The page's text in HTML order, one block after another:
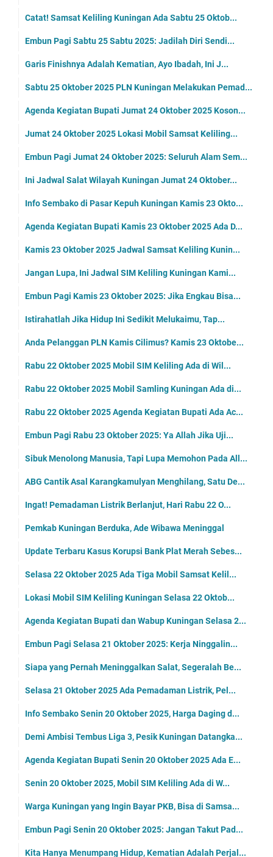
Catat! Samsat Keliling Kuningan Ada Sabtu 25 Oktob...
Embun Pagi Sabtu 25 Sabtu 2025: Jadilah Diri Sendi...
Garis Finishnya Adalah Kematian, Ayo Ibadah, Ini J...
Sabtu 25 Oktober 2025 PLN Kuningan Melakukan Pemad...
Agenda Kegiatan Bupati Jumat 24 Oktober 2025 Koson...
Jumat 24 Oktober 2025 Lokasi Mobil Samsat Keliling...
Embun Pagi Jumat 24 Oktober 2025: Seluruh Alam Sem...
Ini Jadwal Salat Wilayah Kuningan Jumat 24 Oktober...
Info Sembako di Pasar Kepuh Kuningan Kamis 23 Okto...
Agenda Kegiatan Bupati Kamis 23 Oktober 2025 Ada D...
Kamis 23 Oktober 2025 Jadwal Samsat Keliling Kunin...
Jangan Lupa, Ini Jadwal SIM Keliling Kuningan Kami...
Embun Pagi Kamis 23 Oktober 2025: Jika Engkau Bisa...
Istirahatlah Jika Hidup Ini Sedikit Melukaimu, Tap...
Anda Pelanggan PLN Kamis Cilimus? Kamis 23 Oktobe...
Rabu 22 Oktober 2025 Mobil SIM Keliling Ada di Wil...
Rabu 22 Oktober 2025 Mobil Samling Kuningan Ada di...
Rabu 22 Oktober 2025 Agenda Kegiatan Bupati Ada Ac...
Embun Pagi Rabu 23 Oktober 2025: Ya Allah Jika Uji...
Sibuk Menolong Manusia, Tapi Lupa Memohon Pada All...
ABG Cantik Asal Karangkamulyan Menghilang, Satu De...
Ingat! Pemadaman Listrik Berlanjut, Hari Rabu 22 O...
Pemkab Kuningan Berduka, Ade Wibawa Meninggal
Update Terbaru Kasus Korupsi Bank Plat Merah Sebes...
Selasa 22 Oktober 2025 Ada Tiga Mobil Samsat Kelil...
Lokasi Mobil SIM Keliling Kuningan Selasa 22 Oktob...
Agenda Kegiatan Bupati dan Wabup Kuningan Selasa 2...
Embun Pagi Selasa 21 Oktober 2025: Kerja Ninggalin...
Siapa yang Pernah Meninggalkan Salat, Segeralah Be...
Selasa 21 Oktober 2025 Ada Pemadaman Listrik, Pel...
Info Sembako Senin 20 Oktober 2025, Harga Daging d...
Demi Ambisi Tembus Liga 3, Pesik Kuningan Datangka...
Agenda Kegiatan Bupati Senin 20 Oktober 2025 Ada E...
Senin 20 Oktober 2025, Mobil SIM Keliling Ada di W...
Warga Kuningan yang Ingin Bayar PKB, Bisa di Samsa...
Embun Pagi Senin 20 Oktober 2025: Jangan Takut Pad...
Kita Hanya Menumpang Hidup, Kematian Adalah Perjal...